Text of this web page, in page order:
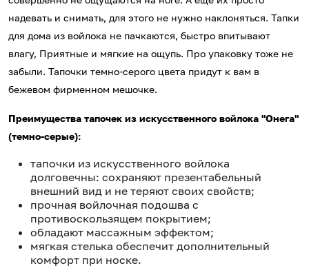
надевать и снимать, для этого не нужно наклоняться. Тапки
для дома из войлока не пачкаются, быстро впитывают
влагу, Приятные и мягкие на ощупь. Про упаковку тоже не
забыли. Тапочки темно-серого цвета придут к вам в
бежевом фирменном мешочке.
Преимущества тапочек из искусственного войлока "Онега"
(темно-серые):
тапочки из искусственного войлока
долговечны: сохраняют презентабельный
внешний вид и не теряют своих свойств;
прочная войлочная подошва с
противоскользящем покрытием;
обладают массажным эффектом;
мягкая стелька обеспечит дополнительный
комфорт при носке.